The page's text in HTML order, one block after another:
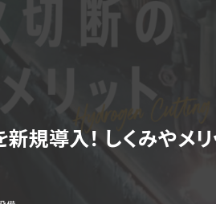
規導入！ しくみやメ